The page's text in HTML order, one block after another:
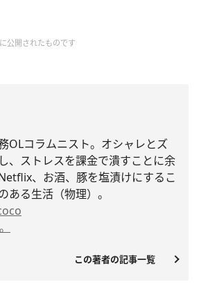
公開されたものです
OLコラムニスト。 オシャレとズ
、 ストレスを課金で潰すことに余
、お酒、豚を塩漬けにするこ
ある生活（物理）。
この著者の記事一覧